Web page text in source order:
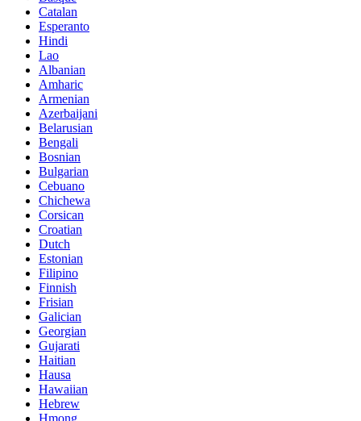
Catalan
Esperanto
Hindi
Lao
Albanian
Amharic
Armenian
Azerbaijani
Belarusian
Bengali
Bosnian
Bulgarian
Cebuano
Chichewa
Corsican
Croatian
Dutch
Estonian
Filipino
Finnish
Frisian
Galician
Georgian
Gujarati
Haitian
Hausa
Hawaiian
Hebrew